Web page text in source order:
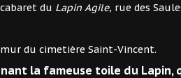
du Lapin Agile, rue des
mur du cimetière Saint-Vincent.
la fameuse toile du Lapin,